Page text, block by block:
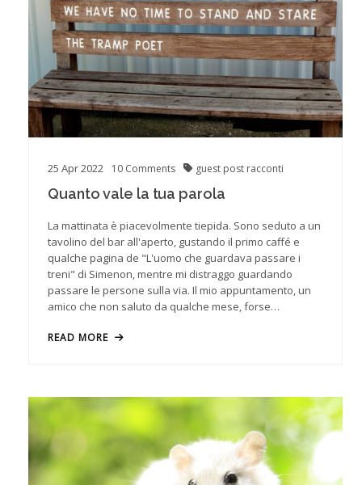
25 Apr2022 10 Comments guest post racconti
Quanto vale la tua parola
La mattinata è piacevolmente tiepida. Sono seduto a un
tavolino del bar all'aperto, gustando il primo caffé e
qualche pagina de "L'uomo che guardava passare i
treni" di Simenon, mentre mi distraggo guardando
passare le persone sulla via. Il mio appuntamento, un
amico che non saluto da qualche mese, forse…
READ MORE